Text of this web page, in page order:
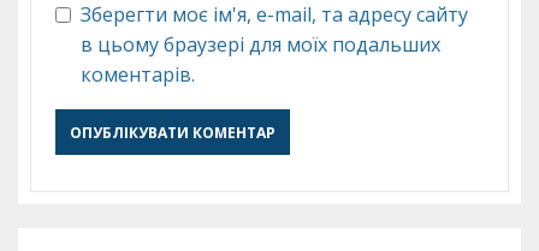
Зберегти моє ім'я, e-mail, та адресу сайту
в цьому браузері для моїх подальших
коментарів.